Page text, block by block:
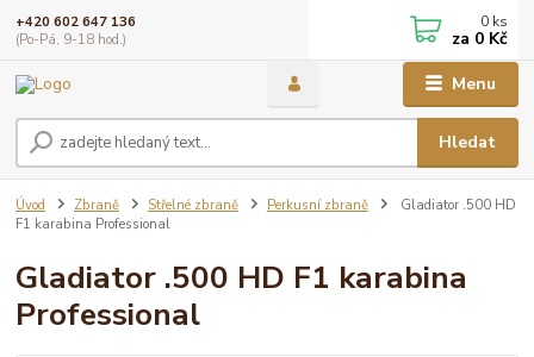
Menu
Hledat
+420 602 647 136
(Po-Pá, 9-18 hod.)
0 ks
za 0 Kč
Úvod Zbraně Střelné zbraně Perkusní zbraně
Gladiator .500 HD
F1 karabina Professional
Gladiator .500 HD F1 karabina
Professional